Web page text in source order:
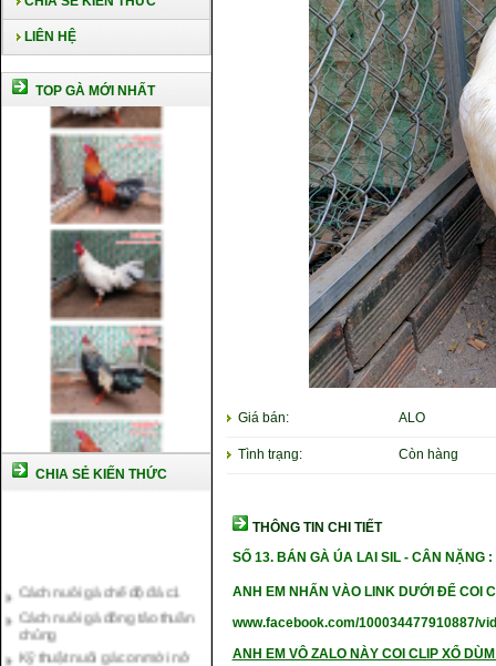
LIÊN HỆ
TOP GÀ MỚI NHẤT
CHIA SẺ KIẾN THỨC
Cách nuôi gà đông tảo thuần
Kỹ thuật nuôi gà con mới nở
Hướng dẫn nuôi gà đá
Giá bán: ALO
Tình trạng: Còn hàng
THÔNG TIN CHI TIẾT
SỐ 13.BÁN GÀ ÚA LAI SIL - CÂN NẶNG :
ANH EM NHẤN VÀO LINK DƯỚI ĐỂ COI
www.facebook.com/100034477910887/
ANH EM VÔ ZALO NÀY COI CLIP XỔ